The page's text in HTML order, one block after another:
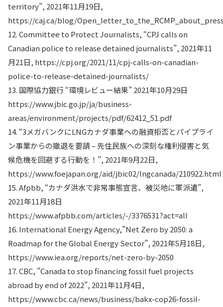
territory”, 2021年11月19日,
https://caj.ca/blog/
12. Committee to Protect Journalists, “CPJ calls on
Canadian police to release detained journalists”, 2021年11
月21日, https://cpj.org/2021/11/cpj-calls-on-canadian-
police-to-release-detained-journalists/
13. 国際協力銀行 “環境レビュー結果” 2021年10月29日
https://www.jbic.go.jp/ja/business-
areas/environment/projects/pdf/62412_51.pdf
14. “3メガバンクにLNGカナダ事業への融資拒否とパイプライ
ン事業からの撤退を要請 – 先住民族への深刻な権利侵害と気
候危機を回避する行動を！”, 2021年9月22日,
https://www.foejapan.org/aid/jbic02/lngcanada/210922.html
15. Afpbb, “カナダ洪水で非常事態宣言、被災地に軍派遣”,
2021年11月18日
https://www.afpbb.com/articles/-/3376531?act=all
16. International Energy Agency,”Net Zero by 2050: a
Roadmap for the Global Energy Sector”, 2021年5月18日,
https://www.iea.org/reports/net-zero-by-2050
17. CBC, ”Canada to stop financing fossil fuel projects
abroad by end of 2022”, 2021年11月4日,
https://www.cbc.ca/news/business/bakx-cop26-fossil-